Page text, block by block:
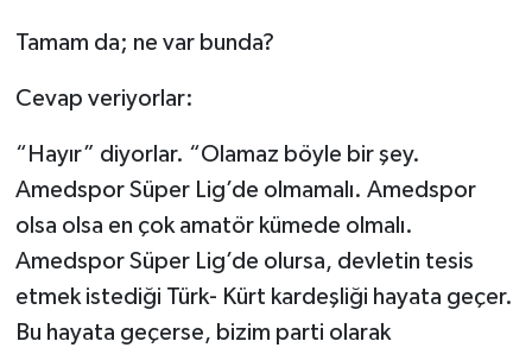
Tamam da; ne var bunda?
Cevap veriyorlar:
“Hayır” diyorlar. “Olamaz böyle bir şey.
Amedspor Süper Lig’de olmamalı. Amedspor
olsa olsa en çok amatör kümede olmalı.
Amedspor Süper Lig’de olursa, devletin tesis
etmek istediği Türk- Kürt kardeşliği hayata geçer.
Bu hayata geçerse, bizim parti olarak